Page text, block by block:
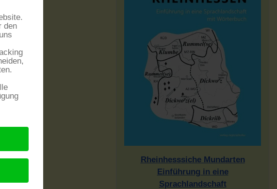
Rheinhesssiche Mundarten
Einführung in eine
Sprachlandschaft
den